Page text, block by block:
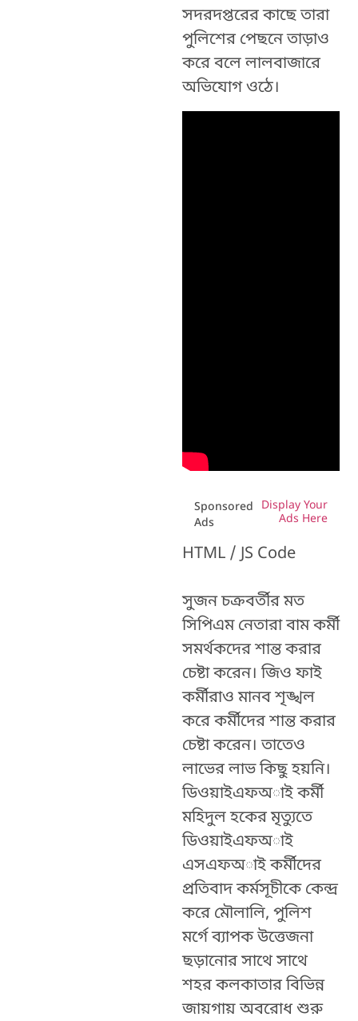
সদরদপ্তরের কাছে তারা
পুলিশের পেছনে তাড়াও
করে বলে লালবাজারে
অভিযোগ ওঠে।
Sponsored
Ads
Display Your
Ads Here
HTML / JS Code
সুজন চক্রবর্তীর মত
সিপিএম নেতারা বাম কর্মী
সমর্থকদের শান্ত করার
চেষ্টা করেন। জিও ফাই
কর্মীরাও মানব শৃঙ্খল
করে কর্মীদের শান্ত করার
চেষ্টা করেন। তাতেও
লাভের লাভ কিছু হয়নি।
ডিওয়াইএফঅাই কর্মী
মহিদুল হকের মৃত্যুতে
ডিওয়াইএফঅাই
এসএফঅাই কর্মীদের
প্রতিবাদ কর্মসূচীকে কেন্দ্র
করে মৌলালি, পুলিশ
মর্গে ব্যাপক উত্তেজনা
ছড়ানোর সাথে সাথে
শহর কলকাতার বিভিন্ন
জায়গায় অবরোধ শুরু